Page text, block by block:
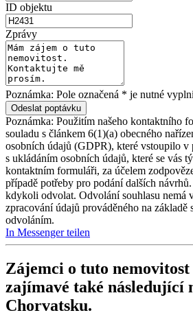
ID objektu
Zprávy
Poznámka: Pole označená * je nutné
Poznámka: Použitím našeho kontaktního
souladu s článkem 6(1)(a) obecného
osobních údajů (GDPR), které vstoupilo v
s ukládáním osobních údajů, které se vás
kontaktním formuláři, za účelem
případě potřeby pro podání dalších
kdykoli odvolat. Odvolání souhlasu nemá
zpracování údajů prováděného na základě
odvoláním.
In Messenger teilen
Zájemci o tuto nemovitost
zajímavé také následující
Chorvatsku.